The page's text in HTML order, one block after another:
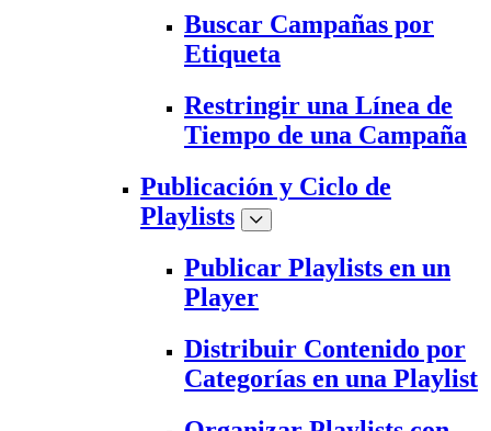
Buscar Campañas por
Etiqueta
Restringir una Línea de
Tiempo de una Campaña
Publicación y Ciclo de
Playlists
Publicar Playlists en un
Player
Distribuir Contenido por
Categorías en una Playlist